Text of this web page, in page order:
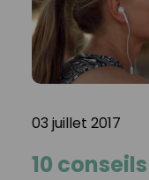
03 juillet 2017
10